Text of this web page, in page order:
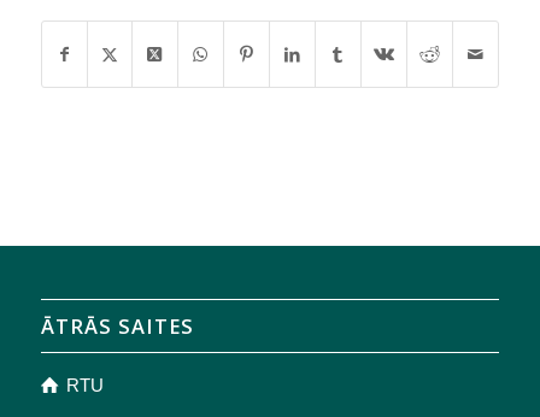
ĀTRĀS SAITES
RTU